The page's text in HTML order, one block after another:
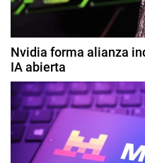
Nvidia forma alianza
IA abierta